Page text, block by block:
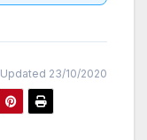
Updated 23/10/2020